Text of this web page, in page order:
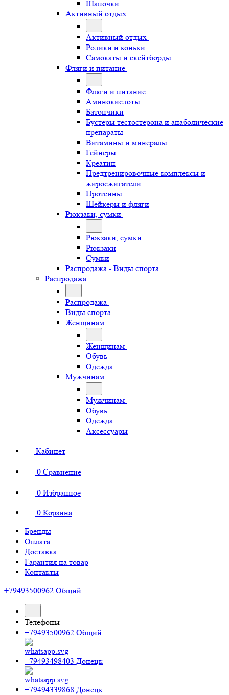
Шапочки
Активный отдых
Активный отдых
Ролики и коньки
Самокаты и скейтборды
Фляги и питание
Фляги и питание
Аминокислоты
Батончики
Бустеры тестостерона и анаболические
препараты
Витамины и минералы
Гейнеры
Креатин
Предтренировочные комплексы и
жиросжигатели
Протеины
Шейкеры и фляги
Рюкзаки, сумки
Рюкзаки, сумки
Рюкзаки
Сумки
Распродажа - Виды спорта
Распродажа
Распродажа
Виды спорта
Женщинам
Женщинам
Обувь
Одежда
Мужчинам
Мужчинам
Обувь
Одежда
Аксессуары
Кабинет
0 Сравнение
0 Избранное
0 Корзина
Бренды
Оплата
Доставка
Гарантия на товар
Контакты
+79493500962 Общий
Телефоны
+79493500962 Общий
+79493498403 Донецк
+79494339868 Донецк